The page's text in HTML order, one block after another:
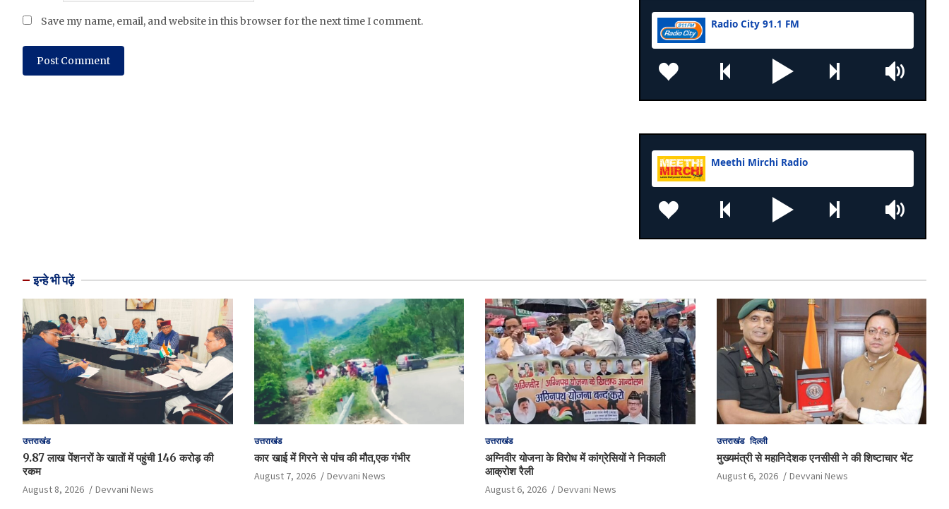
Save my name, email, and website in this browser for the next time I comment.
इन्हे भी पढ़ें
उत्तराखंड
9.87 लाख पेंशनरों के खातों में पहुंची 146 करोड़ की
रकम
August 8, 2026 Devvani News
उत्तराखंड
कार खाई में गिरने से पांच की मौत,एक गंभीर
August 7, 2026 Devvani News
उत्तराखंड
अग्निवीर योजना के विरोध में कांग्रेसियों ने निकाली
आक्रोश रैली
August 6, 2026 Devvani News
उत्तराखंड दिल्ली
मुख्यमंत्री से महानिदेशक एनसीसी ने की शिष्टाचार भेंट
August 6, 2026 Devvani News